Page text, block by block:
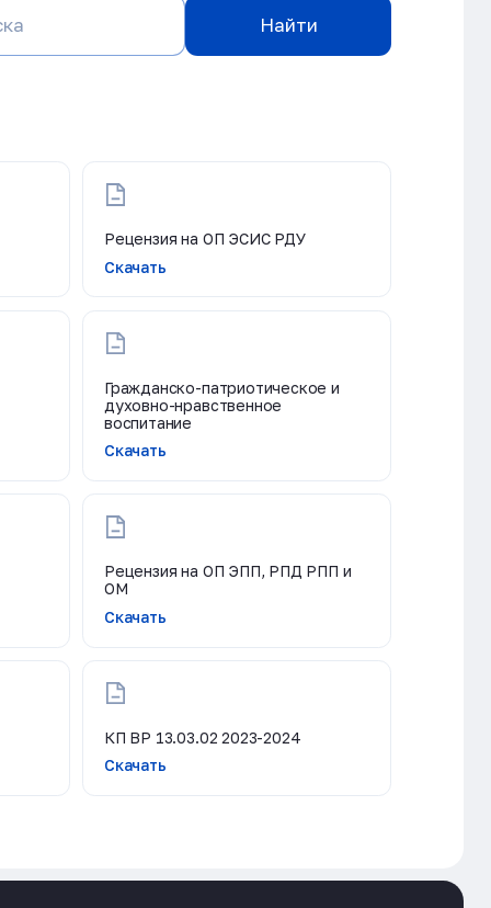
Найти
Рецензия на ОП ЭСИС РДУ
Скачать
Гражданско-патриотическое и
духовно-нравственное
воспитание
Скачать
Рецензия на ОП ЭПП, РПД РПП и
ОМ
Скачать
КП ВР 13.03.02 2023-2024
Скачать